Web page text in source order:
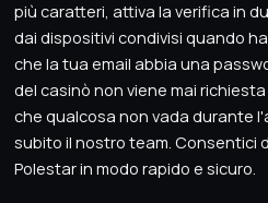
più caratteri, attiva la verifica in
dai dispositivi condivisi quando
che la tua email abbia una
del casinò non viene mai
che qualcosa non vada durante
subito il nostro team. Consentici
Polestar in modo rapido e sicuro.